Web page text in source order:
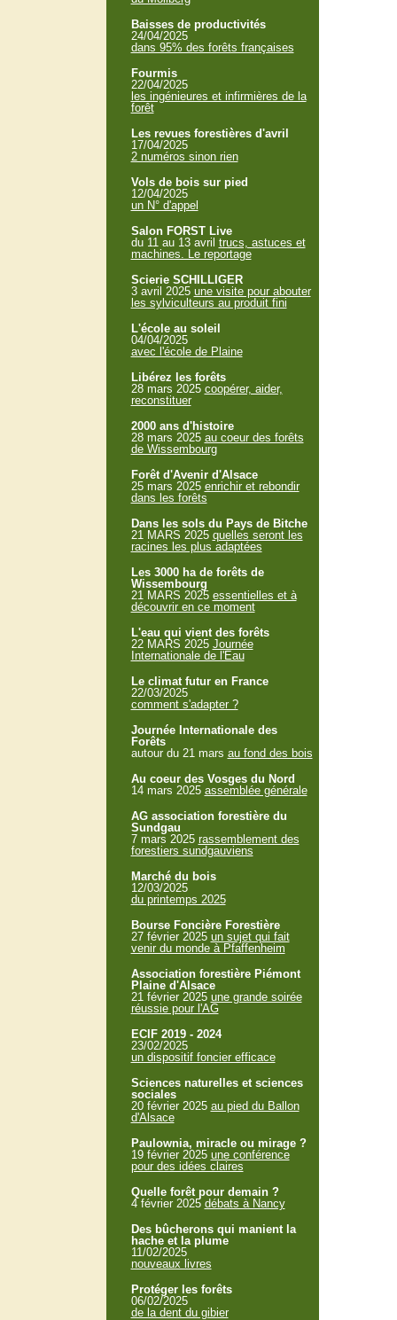
Baisses de productivités
24/04/2025
dans 95% des forêts françaises
Fourmis
22/04/2025
les ingénieures et infirmières de la
forêt
Les revues forestières d'avril
17/04/2025
2 numéros sinon rien
Vols de bois sur pied
12/04/2025
un N° d'appel
Salon FORST Live
du 11 au 13 avril trucs, astuces et
machines. Le reportage
Scierie SCHILLIGER
3 avril 2025 une visite pour abouter
les sylviculteurs au produit fini
L'école au soleil
04/04/2025
avec l'école de Plaine
Libérez les forêts
28 mars 2025 coopérer, aider,
reconstituer
2000 ans d'histoire
28 mars 2025 au coeur des forêts
de Wissembourg
Forêt d'Avenir d'Alsace
25 mars 2025 enrichir et rebondir
dans les forêts
Dans les sols du Pays de Bitche
21 MARS 2025 quelles seront les
racines les plus adaptées
Les 3000 ha de forêts de
Wissembourg
21 MARS 2025 essentielles et à
découvrir en ce moment
L'eau qui vient des forêts
22 MARS 2025 Journée
Internationale de l'Eau
Le climat futur en France
22/03/2025
comment s'adapter ?
Journée Internationale des
Forêts
autour du 21 mars au fond des bois
Au coeur des Vosges du Nord
14 mars 2025 assemblée générale
AG association forestière du
Sundgau
7 mars 2025 rassemblement des
forestiers sundgauviens
Marché du bois
12/03/2025
du printemps 2025
Bourse Foncière Forestière
27 février 2025 un sujet qui fait
venir du monde à Pfaffenheim
Association forestière Piémont
Plaine d'Alsace
21 février 2025 une grande soirée
réussie pour l'AG
ECIF 2019 - 2024
23/02/2025
un dispositif foncier efficace
Sciences naturelles et sciences
sociales
20 février 2025 au pied du Ballon
d'Alsace
Paulownia, miracle ou mirage ?
19 février 2025 une conférence
pour des idées claires
Quelle forêt pour demain ?
4 février 2025 débats à Nancy
Des bûcherons qui manient la
hache et la plume
11/02/2025
nouveaux livres
Protéger les forêts
06/02/2025
de la dent du gibier